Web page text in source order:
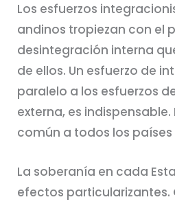
Los esfuerzos
andinos tropiezan con el
desintegración interna
de ellos. Un esfuerzo de
paralelo a los esfuerzos
externa, es indispensable.
común a todos los
La soberanía en cada
efectos particularizantes.